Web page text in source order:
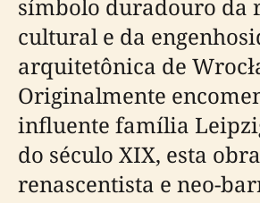
símbolo duradouro da
cultural e da
arquitetônica de
Originalmente
influente família
do século XIX, esta
renascentista e neo-